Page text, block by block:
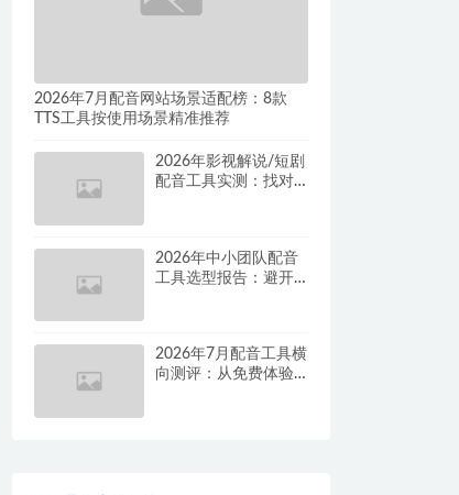
2026年7月配音网站场景适配榜：8款
TTS工具按使用场景精准推荐
2026年影视解说/短剧
配音工具实测：找对
2026年中小团队配音
工具选型报告：避开
2026年7月配音工具横
向测评：从免费体验